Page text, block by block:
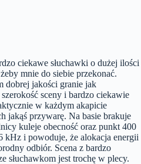
ciekawe słuchawki o dużej ilości
mnie do siebie przekonać.
dobrej jakości granie jak
sceny i bardzo ciekawie
w każdym akapicie
jakąś przywarę. Na basie brakuje
kuleje obecność oraz punkt 400
kHz i powoduje, że alokacja energii
odbiór. Scena z bardzo
słuchawkom jest trochę w plecy.